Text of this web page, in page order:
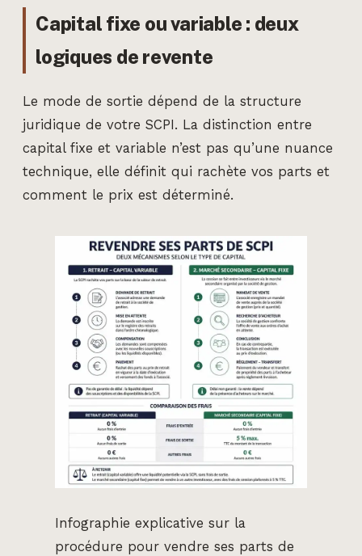
Capital fixe ou variable : deux
logiques de revente
Le mode de sortie dépend de la structure
juridique de votre SCPI. La distinction entre
capital fixe et variable n’est pas qu’une nuance
technique, elle définit qui rachète vos parts et
comment le prix est déterminé.
Infographie explicative sur la
procédure pour vendre ses parts de